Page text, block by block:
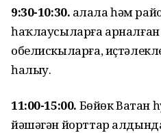
9:30-10:30. Ҡалала һәм
һаҡлаусыларға арналған
обелискыларға,
һалыу.
11:00-15:00. Бөйөк Ватан
йәшәгән йорттар